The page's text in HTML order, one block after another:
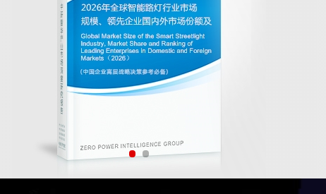
额及排名》由中研普华智能路灯行业分析专家领衔撰写，
专业的智能路灯行业数据分析，帮助客户评估智能路灯行